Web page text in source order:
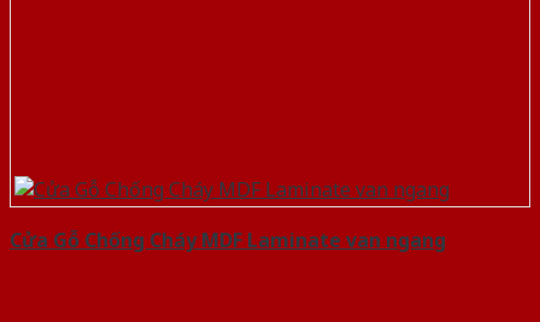
Cửa Gỗ Chống Cháy MDF Laminate van ngang